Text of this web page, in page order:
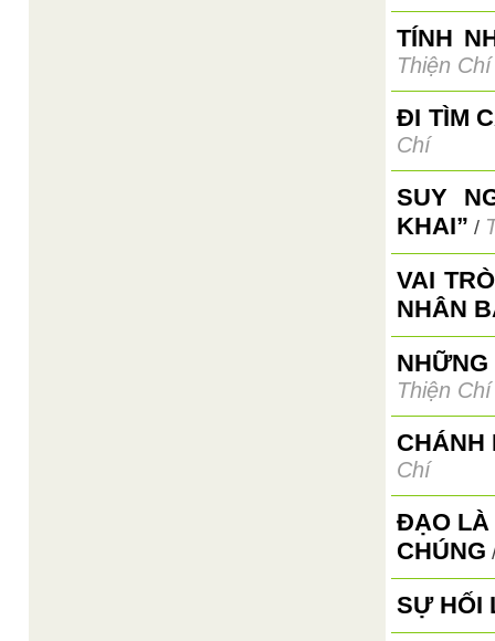
TÍNH
Thiện Chí
ĐI TÌM
Chí
SUY
KHAI” /
VAI
NHÂN
Thiện Chí
CHÁNH
Chí
ĐẠO LÀ
CHÚNG
SỰ HỐI